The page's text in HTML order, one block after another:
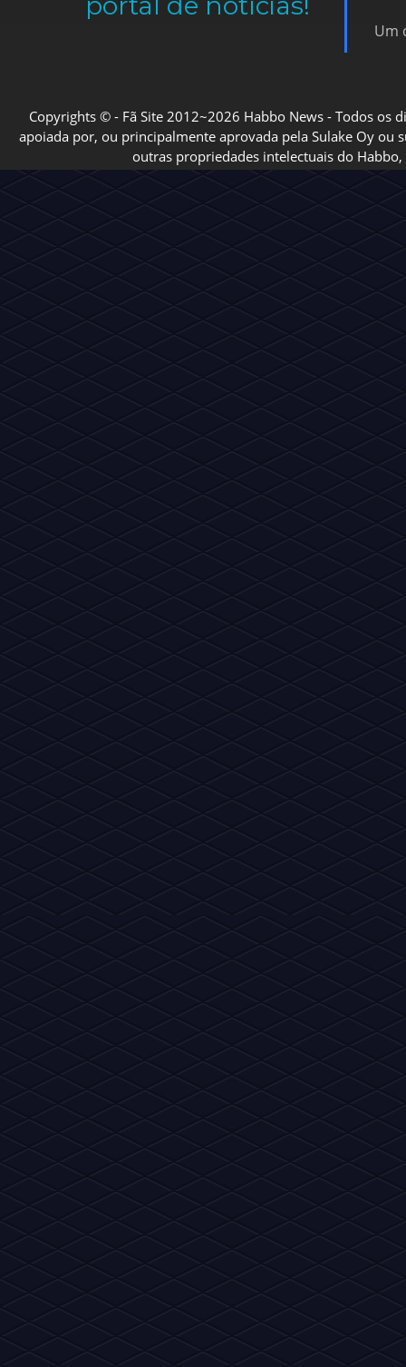
Um
Copyrights © - Fã Site 2012~2026 Habbo News - Todos os
apoiada por, ou principalmente aprovada pela Sulake Oy ou
outras propriedades intelectuais do